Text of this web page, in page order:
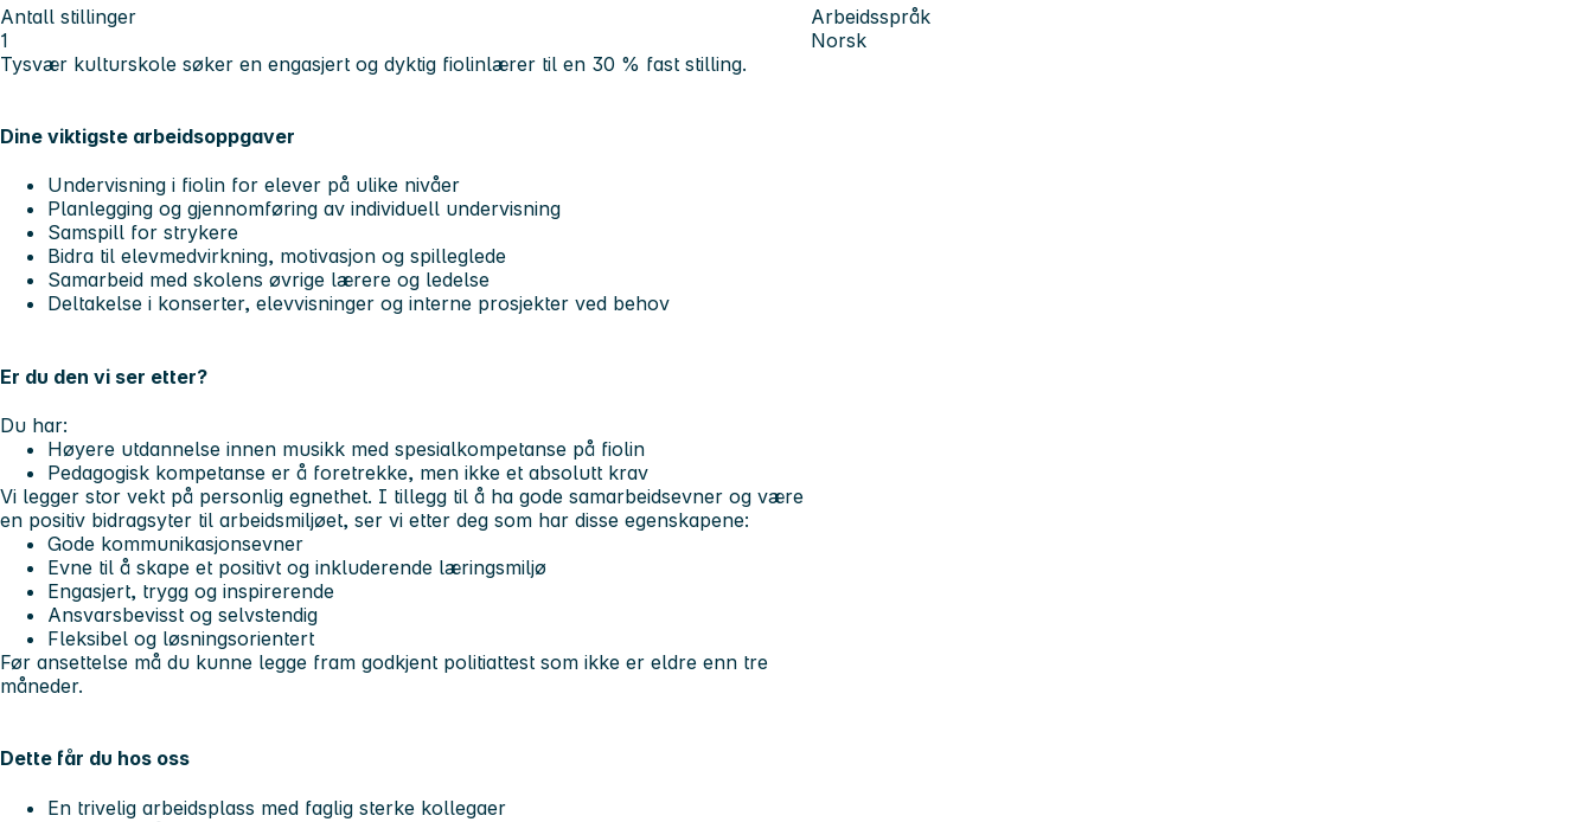
Antall stillinger
1
Arbeidsspråk
Norsk
Tysvær kulturskole søker en engasjert og dyktig fiolinlærer til en 30 % fast stilling.
Dine viktigste arbeidsoppgaver
Undervisning i fiolin for elever på ulike nivåer
Planlegging og gjennomføring av individuell undervisning
Samspill for strykere
Bidra til elevmedvirkning, motivasjon og spilleglede
Samarbeid med skolens øvrige lærere og ledelse
Deltakelse i konserter, elevvisninger og interne prosjekter ved behov
Er du den vi ser etter?
Du har:
Høyere utdannelse innen musikk med spesialkompetanse på fiolin
Pedagogisk kompetanse er å foretrekke, men ikke et absolutt krav
Vi legger stor vekt på personlig egnethet. I tillegg til å ha gode samarbeidsevner og være
en positiv bidragsyter til arbeidsmiljøet, ser vi etter deg som har disse egenskapene:
Gode kommunikasjonsevner
Evne til å skape et positivt og inkluderende læringsmiljø
Engasjert, trygg og inspirerende
Ansvarsbevisst og selvstendig
Fleksibel og løsningsorientert
Før ansettelse må du kunne legge fram godkjent politiattest som ikke er eldre enn tre
måneder.
Dette får du hos oss
En trivelig arbeidsplass med faglig sterke kollegaer